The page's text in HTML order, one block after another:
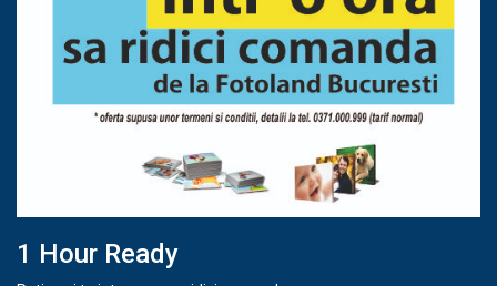
1 Hour Ready